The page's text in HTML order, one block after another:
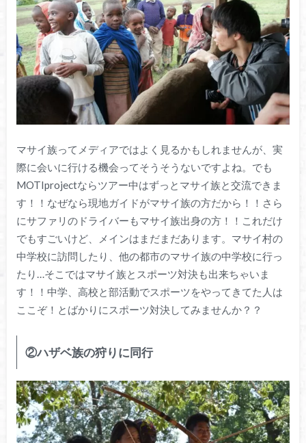
マサイ族ってメディアではよく見るかもしれませんが、実
際に会いに行ける機会ってそうそうないですよね。でも
MOTIprojectならツアー中はずっとマサイ族と交流できま
す！！なぜなら現地ガイドがマサイ族の方だから！！さら
にサファリのドライバーもマサイ族出身の方！！これだけ
でもすごいけど、メインはまだまだあります。マサイ村の
中学校に訪問したり、他の都市のマサイ族の中学校に行っ
たり…そこではマサイ族とスポーツ対決も出来ちゃいま
す！！中学、高校と部活動でスポーツをやってきてた人は
ここぞ！とばかりにスポーツ対決してみませんか？？
②ハザベ族の狩りに同行